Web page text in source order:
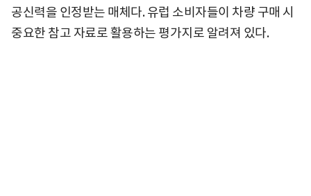
공신력을 인정받는 매체다. 유럽 소비자들이 차량 구매 시
중요한 참고 자료로 활용하는 평가지로 알려져 있다.